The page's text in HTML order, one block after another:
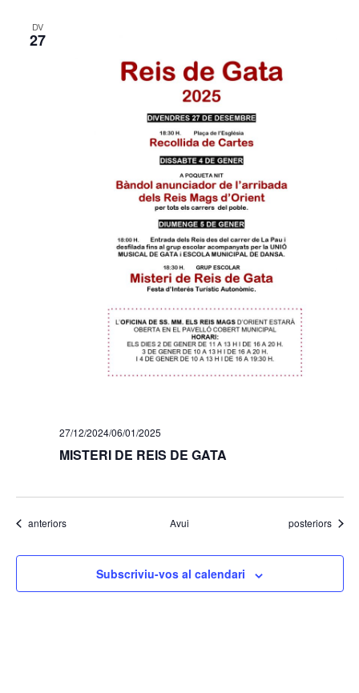
DV
27
MISTERI DE REIS DE GATA
27/12/2024/06/01/2025
Esdeveniments
anteriors Avui Esdeveniments
posteriors
Subscriviu-vos al calendari